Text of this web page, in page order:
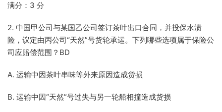
满分：3 分
2. 中国甲公司与某国乙公司签订茶叶出口合同，并投保水渍
险，议定由丙公司“天然”号货轮承运。下列哪些选项属于保险公
司应赔偿范围？BD
A. 运输中因茶叶串味等外来原因造成货损
B. 运输中因“天然”号过失与另一轮船相撞造成货损